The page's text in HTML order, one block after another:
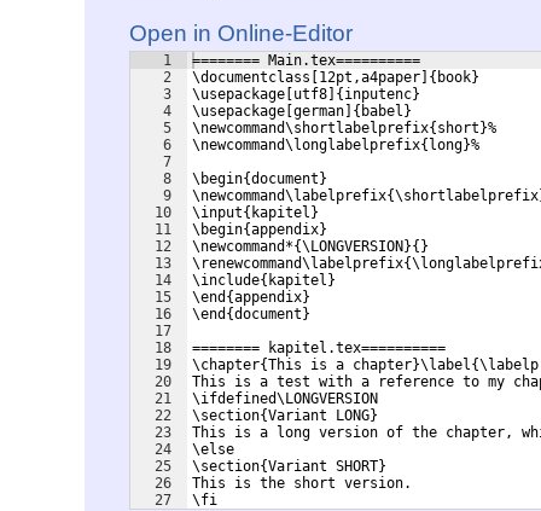
Open in Online-Editor
1
2
3
4
5
6
7
8
9
10
11
12
13
14
15
16
17
18
19
20
21
22
23
24
25
26
27
======== Main.tex==========
\documentclass[12pt,a4paper]{book}
\usepackage[utf8]{inputenc}
\usepackage[german]{babel}
\newcommand\shortlabelprefix{short}%
\newcommand\longlabelprefix{long}%
\begin{document}
\input{kapitel}
\begin{appendix}
\newcommand*{\LONGVERSION}{}
\include{kapitel}
\end{appendix}
\end{document}
======== kapitel.tex==========
\chapter{This is a
This is a test with a reference to my
\ifdefined\LONGVERSION
\section{Variant LONG}
This is a long version of the chapter,
\else
\section{Variant SHORT}
This is the short version.
\fi